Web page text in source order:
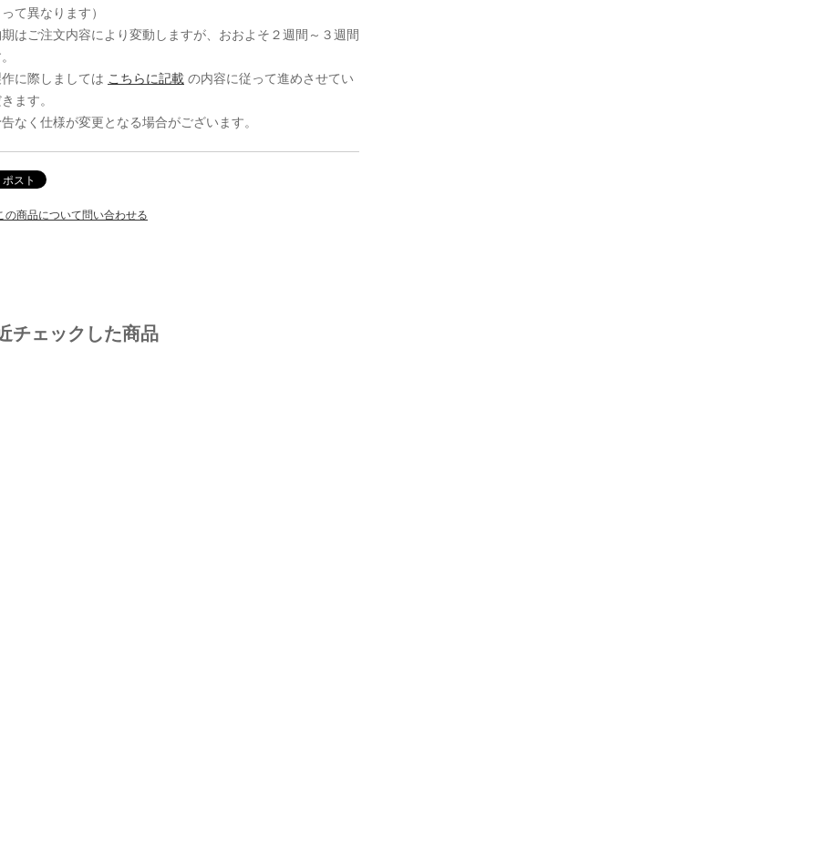
て異なります）
はご注文内容により変動しますが、おおよそ２週間～３週間
に際しましては こちらに記載 の内容に従って進めさせてい
ます。
なく仕様が変更となる場合がございます。
の商品について問い合わせる
チェックした商品